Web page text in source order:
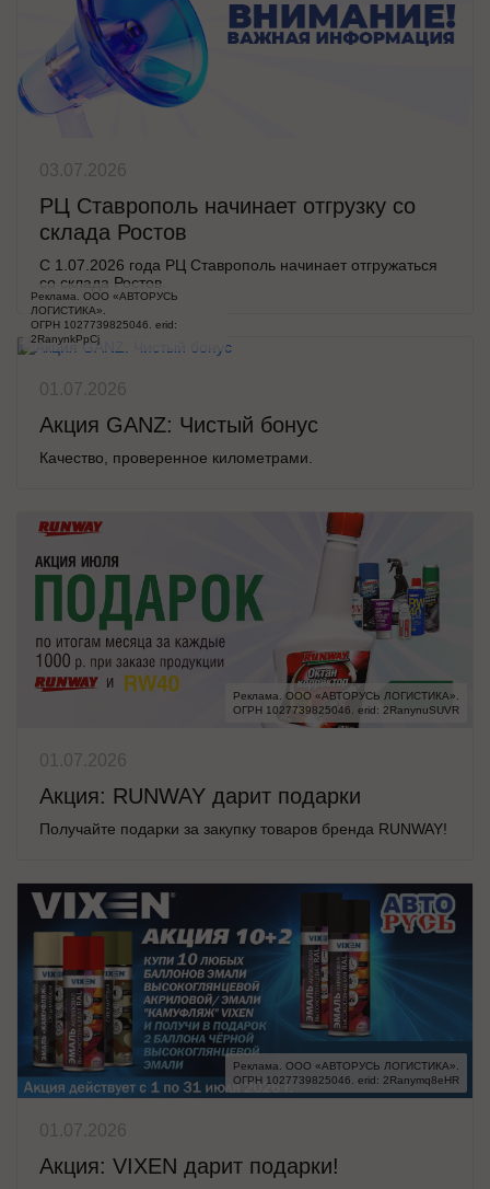
03.07.2026
РЦ Ставрополь начинает отгрузку со
склада Ростов
С 1.07.2026 года РЦ Ставрополь начинает отгружаться
со склада Ростов.
Реклама. ООО «АВТОРУСЬ
ЛОГИСТИКА».
ОГРН 1027739825046. erid:
2RanynkPpCj
01.07.2026
Акция GANZ: Чистый бонус
Качество, проверенное километрами.
Реклама. ООО «АВТОРУСЬ ЛОГИСТИКА».
ОГРН 1027739825046. erid: 2RanynuSUVR
01.07.2026
Акция: RUNWAY дарит подарки
Получайте подарки за закупку товаров бренда RUNWAY!
Реклама. ООО «АВТОРУСЬ ЛОГИСТИКА».
ОГРН 1027739825046. erid: 2Ranymq8eHR
01.07.2026
Акция: VIXEN дарит подарки!